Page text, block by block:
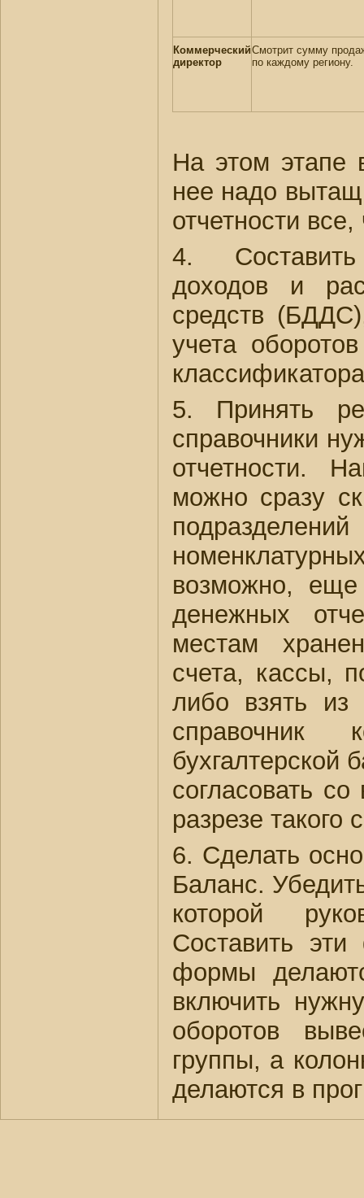
Коммерческий
директор
Смотрит сумму
по каждому региону.
На этом этапе
нее надо
отчетности
4. Составить
доходов и
средств
учета
5. Принять
справочники
отчетности.
можно сразу
возможно, еще
денежных
местам
счета, кассы,
либо взять
справочник
бухгалтерской
согласовать
разрезе такого
6. Сделать
Баланс.
которой
Составить
формы
включить
оборотов
группы, а
делаются в